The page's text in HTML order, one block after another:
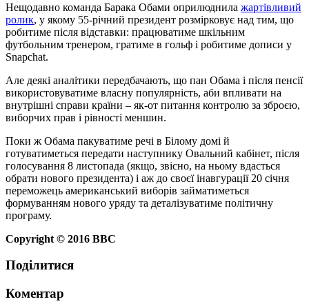
Нещодавно команда Барака Обами оприлюднила жартівливий
ролик, у якому 55-річний президент розмірковує над тим, що
робитиме після відставки: працюватиме шкільним
футбольним тренером, гратиме в гольф і робитиме дописи у
Snapchat.
Але деякі аналітики передбачають, що пан Обама і після пенсії
використовуватиме власну популярність, аби впливати на
внутрішні справи країни – як-от питання контролю за зброєю,
виборчих прав і рівності меншин.
Поки ж Обама пакуватиме речі в Білому домі й
готуватиметься передати наступнику Овальний кабінет, після
голосування 8 листопада (якщо, звісно, на ньому вдасться
обрати нового президента) і аж до своєї інавгурації 20 січня
переможець американський виборів займатиметься
формуванням нового уряду та деталізуватиме політичну
програму.
Copyright © 2016 ВВС
Поділитися
Коментар